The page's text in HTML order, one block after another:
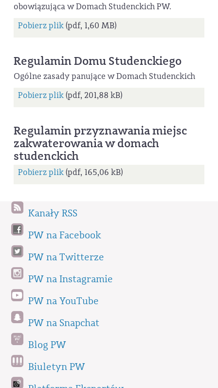
obowiązująca w Domach Studenckich PW.
Pobierz plik(pdf, 1,60 MB)
Regulamin Domu Studenckiego
Ogólne zasady panujące w Domach Studenckich
Pobierz plik(pdf, 201,88 kB)
Regulamin przyznawania miejsc
zakwaterowania w domach
studenckich
Pobierz plik(pdf, 165,06 kB)
Kanały RSS
PW na Facebook
PW na Twitterze
PW na Instagramie
PW na YouTube
PW na Snapchat
Blog PW
Biuletyn PW